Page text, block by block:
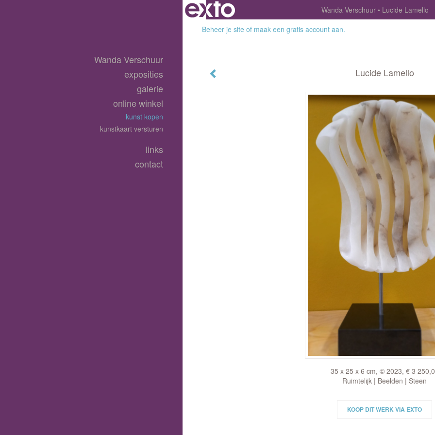
Wanda Verschuur
Lucide Lamello
Beheer je site of maak een gratis account aan.
Lucide Lamello
35 x 25 x 6 cm, © 2023, € 3
Ruimtelijk | Beelden | Steen
KOOP DIT WERK VIA EXTO
Wanda Verschuur
exposities
galerie
online winkel
kunst kopen
kunstkaart versturen
links
contact